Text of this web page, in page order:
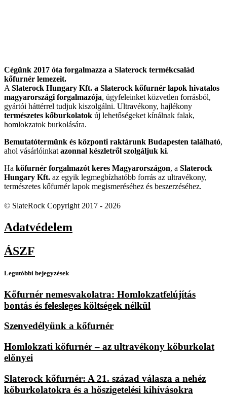
Cégünk 2017 óta forgalmazza a Slaterock termékcsalád
kőfurnér lemezeit.
A Slaterock Hungary Kft. a Slaterock kőfurnér lapok hivatalos
magyarországi forgalmazója, ügyfeleinket közvetlen forrásból,
gyártói háttérrel tudjuk kiszolgálni. Ultravékony, hajlékony
természetes kőburkolatok új lehetőségeket kínálnak falak,
homlokzatok burkolására.
Bemutatótermünk és központi raktárunk Budapesten található,
ahol vásárlóinkat azonnal készletről szolgáljuk ki.
Ha kőfurnér forgalmazót keres Magyarországon, a Slaterock
Hungary Kft. az egyik legmegbízhatóbb forrás az ultravékony,
természetes kőfurnér lapok megismeréséhez és beszerzéséhez.
© SlateRock Copyright 2017 - 2026
Adatvédelem
ÁSZF
Legutóbbi bejegyzések
Kőfurnér nemesvakolatra: Homlokzatfelújítás
bontás és felesleges költségek nélkül
Szenvedélyünk a kőfurnér
Homlokzati kőfurnér – az ultravékony kőburkolat
előnyei
Slaterock kőfurnér: A 21. század válasza a nehéz
kőburkolatokra és a hőszigetelési kihívásokra